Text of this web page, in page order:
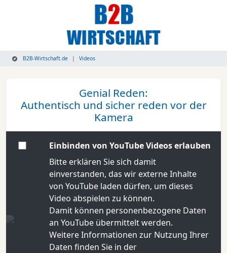
B2B-Wirtschaft.de Videos
Genial Reden:
Authentisch und sicher reden vor der
Kamera
Einbinden von YouTube Videos erlauben
Bitte erklären Sie sich damit
einverstanden, das wir externe Inhalte
von YouTube laden dürfen, um dieses
Video abspielen zu können.
Damit können personenbezogene Daten
an YouTube übermittelt werden.
Weitere Informationen zur Nutzung Ihrer
Daten finden Sie in der